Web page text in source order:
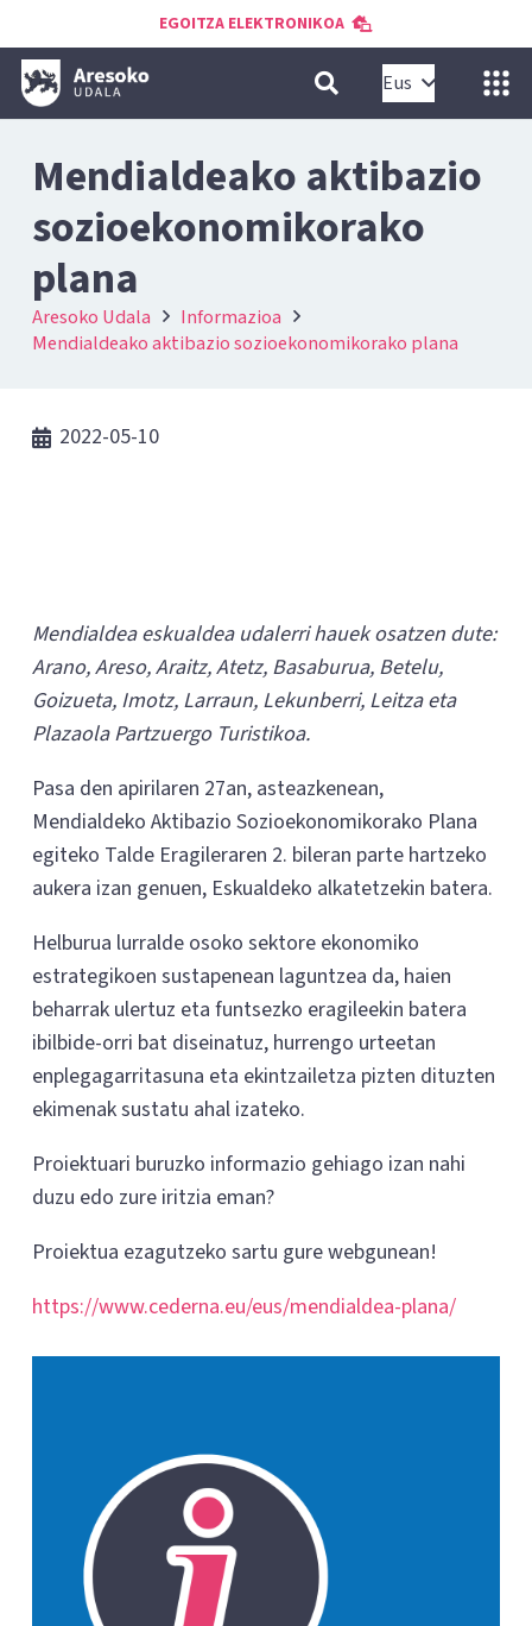
EGOITZA ELEKTRONIKOA
Eus
Mendialdeako aktibazio
sozioekonomikorako
plana
Aresoko Udala
Informazioa
Mendialdeako aktibazio sozioekonomikorako plana
2022-05-10
Mendialdea eskualdea udalerri hauek osatzen dute:
Arano, Areso, Araitz, Atetz, Basaburua, Betelu,
Goizueta, Imotz, Larraun, Lekunberri, Leitza eta
Plazaola Partzuergo Turistikoa.
Pasa den apirilaren 27an, asteazkenean,
Mendialdeko Aktibazio Sozioekonomikorako Plana
egiteko Talde Eragileraren 2. bileran parte hartzeko
aukera izan genuen, Eskualdeko alkatetzekin batera.
Helburua lurralde osoko sektore ekonomiko
estrategikoen sustapenean laguntzea da, haien
beharrak ulertuz eta funtsezko eragileekin batera
ibilbide-orri bat diseinatuz, hurrengo urteetan
enplegagarritasuna eta ekintzailetza pizten dituzten
ekimenak sustatu ahal izateko.
Proiektuari buruzko informazio gehiago izan nahi
duzu edo zure iritzia eman?
Proiektua ezagutzeko sartu gure webgunean!
https://www.cederna.eu/eus/mendialdea-plana/